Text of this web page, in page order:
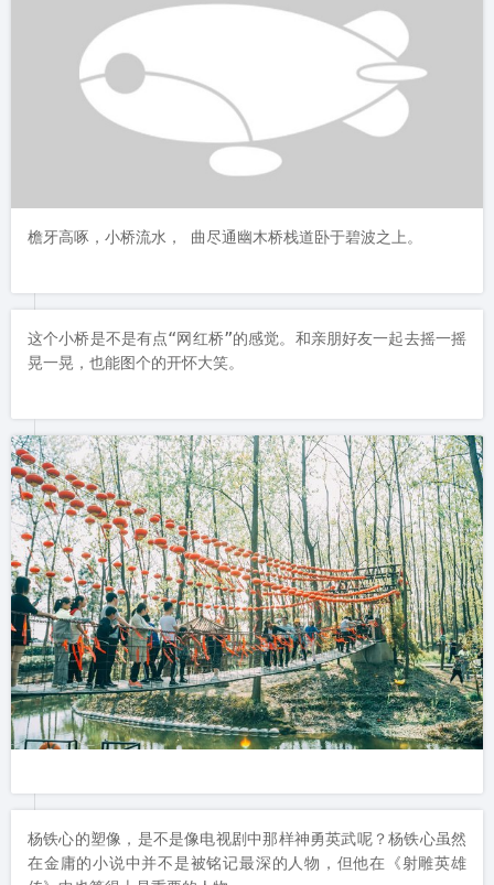
檐牙高啄，小桥流水， 曲尽通幽木桥栈道卧于碧波之上。
晃一晃，也能图个的开怀大笑。